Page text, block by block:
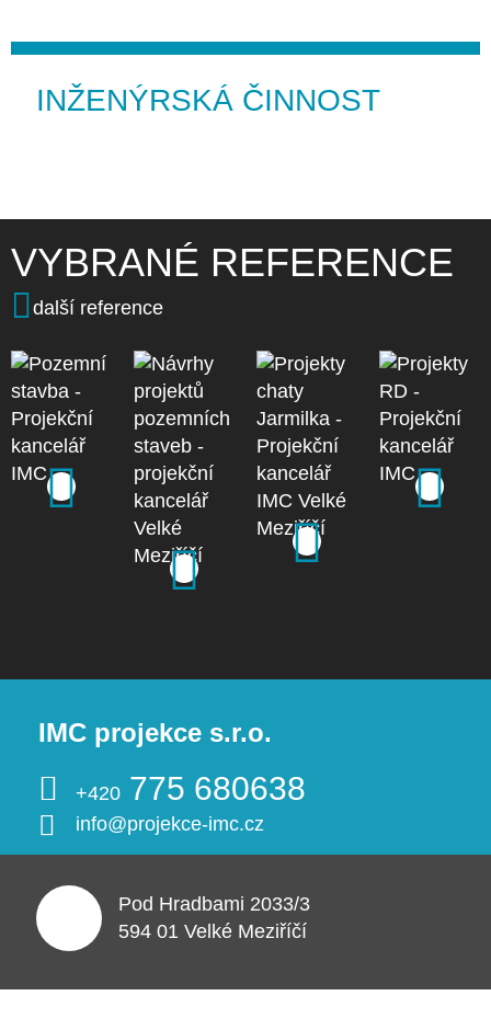
INŽENÝRSKÁ ČINNOST
VYBRANÉ REFERENCE
další reference
Pozemní
stavba -
Projekční
kancelář
zobrazit detail
Návrhy
projektů
pozemních
staveb -
zobrazit detail
Projekty
chaty
Jarmilka
-
zobrazit detail
Projekty
RD -
Projekční
kancelář
zobrazit detail
IMC projekce s.r.o.
+420 775 680638
info@projekce-imc.cz
Pod Hradbami 2033/3
594 01 Velké Meziříčí